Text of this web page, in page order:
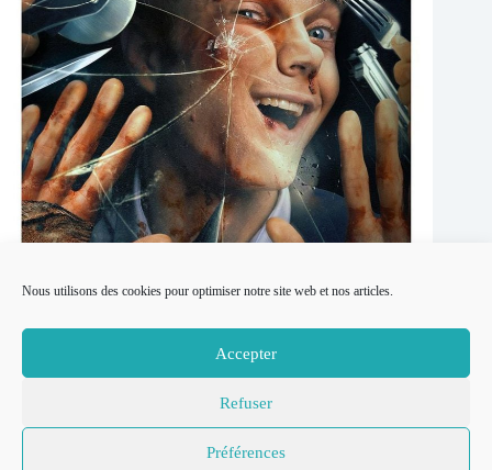
Nous utilisons des cookies pour optimiser notre site web et nos articles.
Accepter
Refuser
Préférences
© 2007-2026